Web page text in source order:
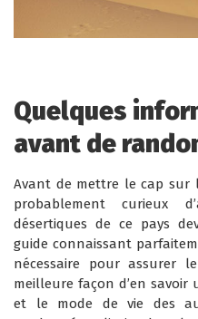
Quelques
avant de
Avant de mettre le cap sur
probablement curieux
désertiques de ce pays
guide connaissant
nécessaire pour assurer
meilleure façon d’en
et le mode de vie des